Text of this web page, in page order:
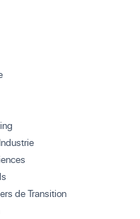
de Transition